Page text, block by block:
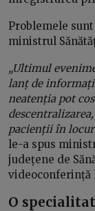
Problemele
ministrul
„Ultimul
lanț de
neatenția pot
pacienții în
le-a spus
județene de
videoconferință
O